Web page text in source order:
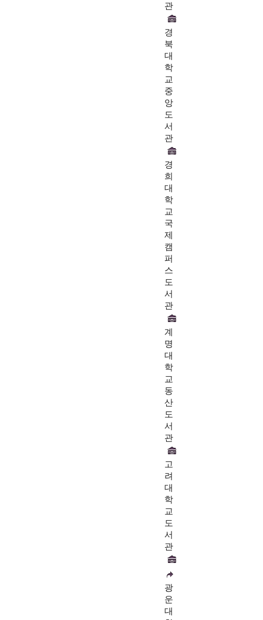
관
경
북
대
학
교
중
앙
도
서
관
경
희
대
학
교
국
제
캠
퍼
스
도
서
관
계
명
대
학
교
동
산
도
서
관
고
려
대
학
교
도
서
관
광
운
대